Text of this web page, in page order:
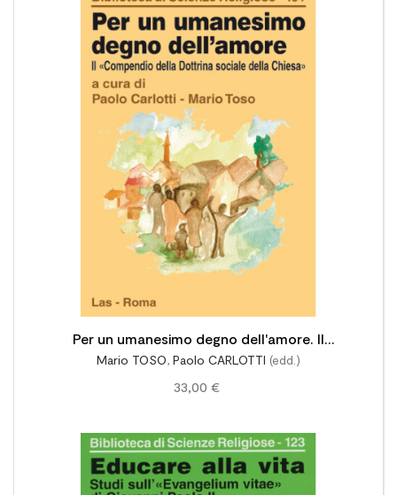
Per un umanesimo degno dell'amore. Il
"Compendio della Dottrina sociale della
Chiesa"
Mario TOSO, Paolo CARLOTTI (edd.)
33,00 €